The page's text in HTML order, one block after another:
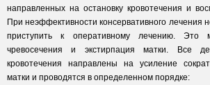
направленных на остановку кровотечения и
При неэффективности консервативного лечения
приступить к оперативному лечению. Это
чревосечения и экстирпация матки. Все
кровотечения направлены на усиление
матки и проводятся в определенном порядке: